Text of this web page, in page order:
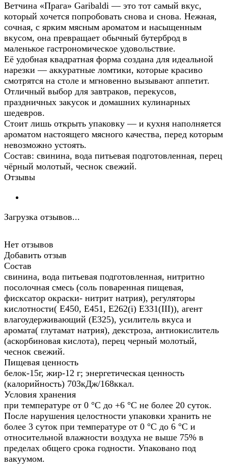
Ветчина «Прага» Garibaldi — это тот самый вкус,
который хочется попробовать снова и снова. Нежная,
сочная, с ярким мясным ароматом и насыщенным
вкусом, она превращает обычный бутерброд в
маленькое гастрономическое удовольствие.
Её удобная квадратная форма создана для идеальной
нарезки — аккуратные ломтики, которые красиво
смотрятся на столе и мгновенно вызывают аппетит.
Отличный выбор для завтраков, перекусов,
праздничных закусок и домашних кулинарных
шедевров.
Стоит лишь открыть упаковку — и кухня наполняется
ароматом настоящего мясного качества, перед которым
невозможно устоять.
Состав: свинина, вода питьевая подготовленная, перец
чёрный молотый, чеснок свежий.
Отзывы
Загрузка отзывов...
Нет отзывов
Добавить отзыв
Состав
свинина, вода питьевая подготовленная, нитритно
посолочная смесь (соль поваренная пищевая,
фисксатор окраски- нитрит натрия), регуляторы
кислотности( Е450, Е451, Е262(i) Е331(III)), агент
влагоудерживающий (Е325), усилитель вкуса и
аромата( глутамат натрия), декстроза, антиокислитель
(аскорбиновая кислота), перец черный молотый,
чеснок свежий.
Пищевая ценность
белок-15г, жир-12 г; энергетическая ценность
(калорийность) 703кДж/168ккал.
Условия хранения
при температуре от 0 °С до +6 °С не более 20 суток.
После нарушения целостности упаковки хранить не
более 3 суток при температуре от 0 °С до 6 °С и
относительной влажности воздуха не выше 75% в
пределах общего срока годности. Упаковано под
вакуумом.